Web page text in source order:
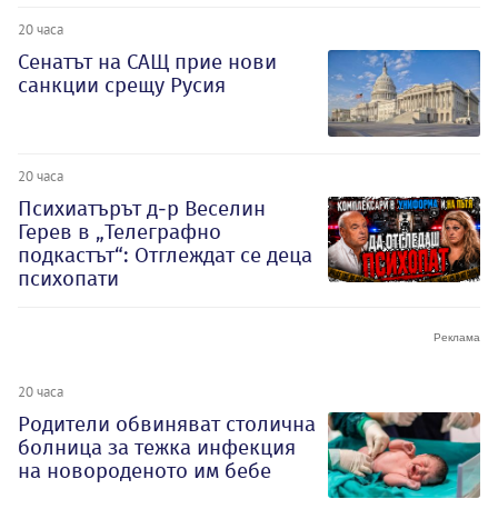
20 часа
Сенатът на САЩ прие нови
санкции срещу Русия
20 часа
Психиатърът д-р Веселин
Герев в „Телеграфно
подкастът“: Отглеждат се деца
психопати
20 часа
Родители обвиняват столична
болница за тежка инфекция
на новороденото им бебе